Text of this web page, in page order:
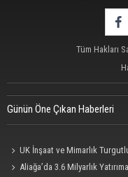
Tüm Hakları
Günün Öne Çıkan Haberleri
UK İnşaat ve Mimarlık
Aliağa’da 3.6 Milyarlık